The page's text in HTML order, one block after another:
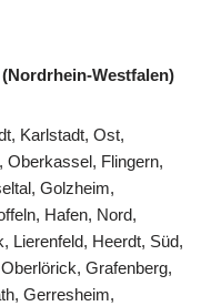
Westfalen)
Karlstadt, Ost,
Oberkassel, Flingern,
Golzheim,
Hafen, Nord,
Lierenfeld, Heerdt, Süd,
Grafenberg,
Gerresheim,